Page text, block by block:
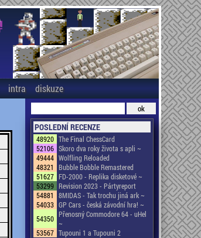
intra diskuze
POSLEDNÍ RECENZE
48920 The Final ChessCard
52106 Skoro dva roky života s apli ~
49444 Wolfling Reloaded
48321
Bubble Bobble Remastered
51627 FD-2000 - Replika disketové ~
53299 Revision 2023 - Pártyreport
54881
8MIDAS - Tak trochu jiná ark ~
54033 GP Cars - česká závodní hra! ~
54350 Přenosný Commodore 64 - uHel
~
53567 Tupouni 1 a Tupouni 2